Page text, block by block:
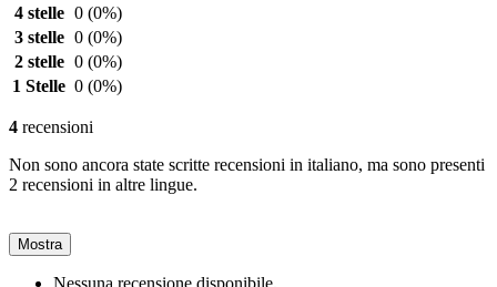
4 stelle 0 (0%)
3 stelle 0 (0%)
2 stelle 0 (0%)
1 Stelle 0 (0%)
4 recensioni
Non sono ancora state scritte recensioni in italiano, ma sono presenti
2 recensioni in altre lingue.
Mostra